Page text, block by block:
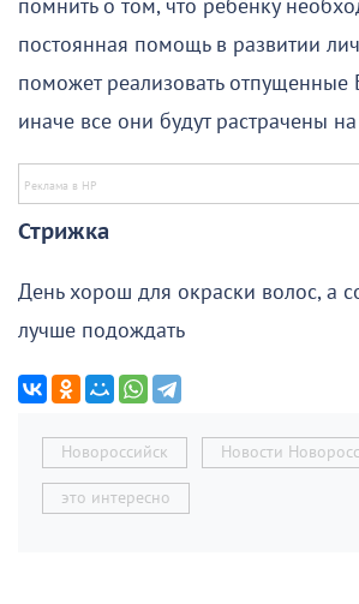
помнить о том, что ребёнку
постоянная помощь в развитии
поможет реализовать отпущенные
иначе все они будут растрачены на
Стрижка
День хорош для окраски волос, а
лучше подождать
Новороссийск Новости
это интересно